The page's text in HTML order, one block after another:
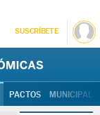
SUSCRÍBETE
PACTOS